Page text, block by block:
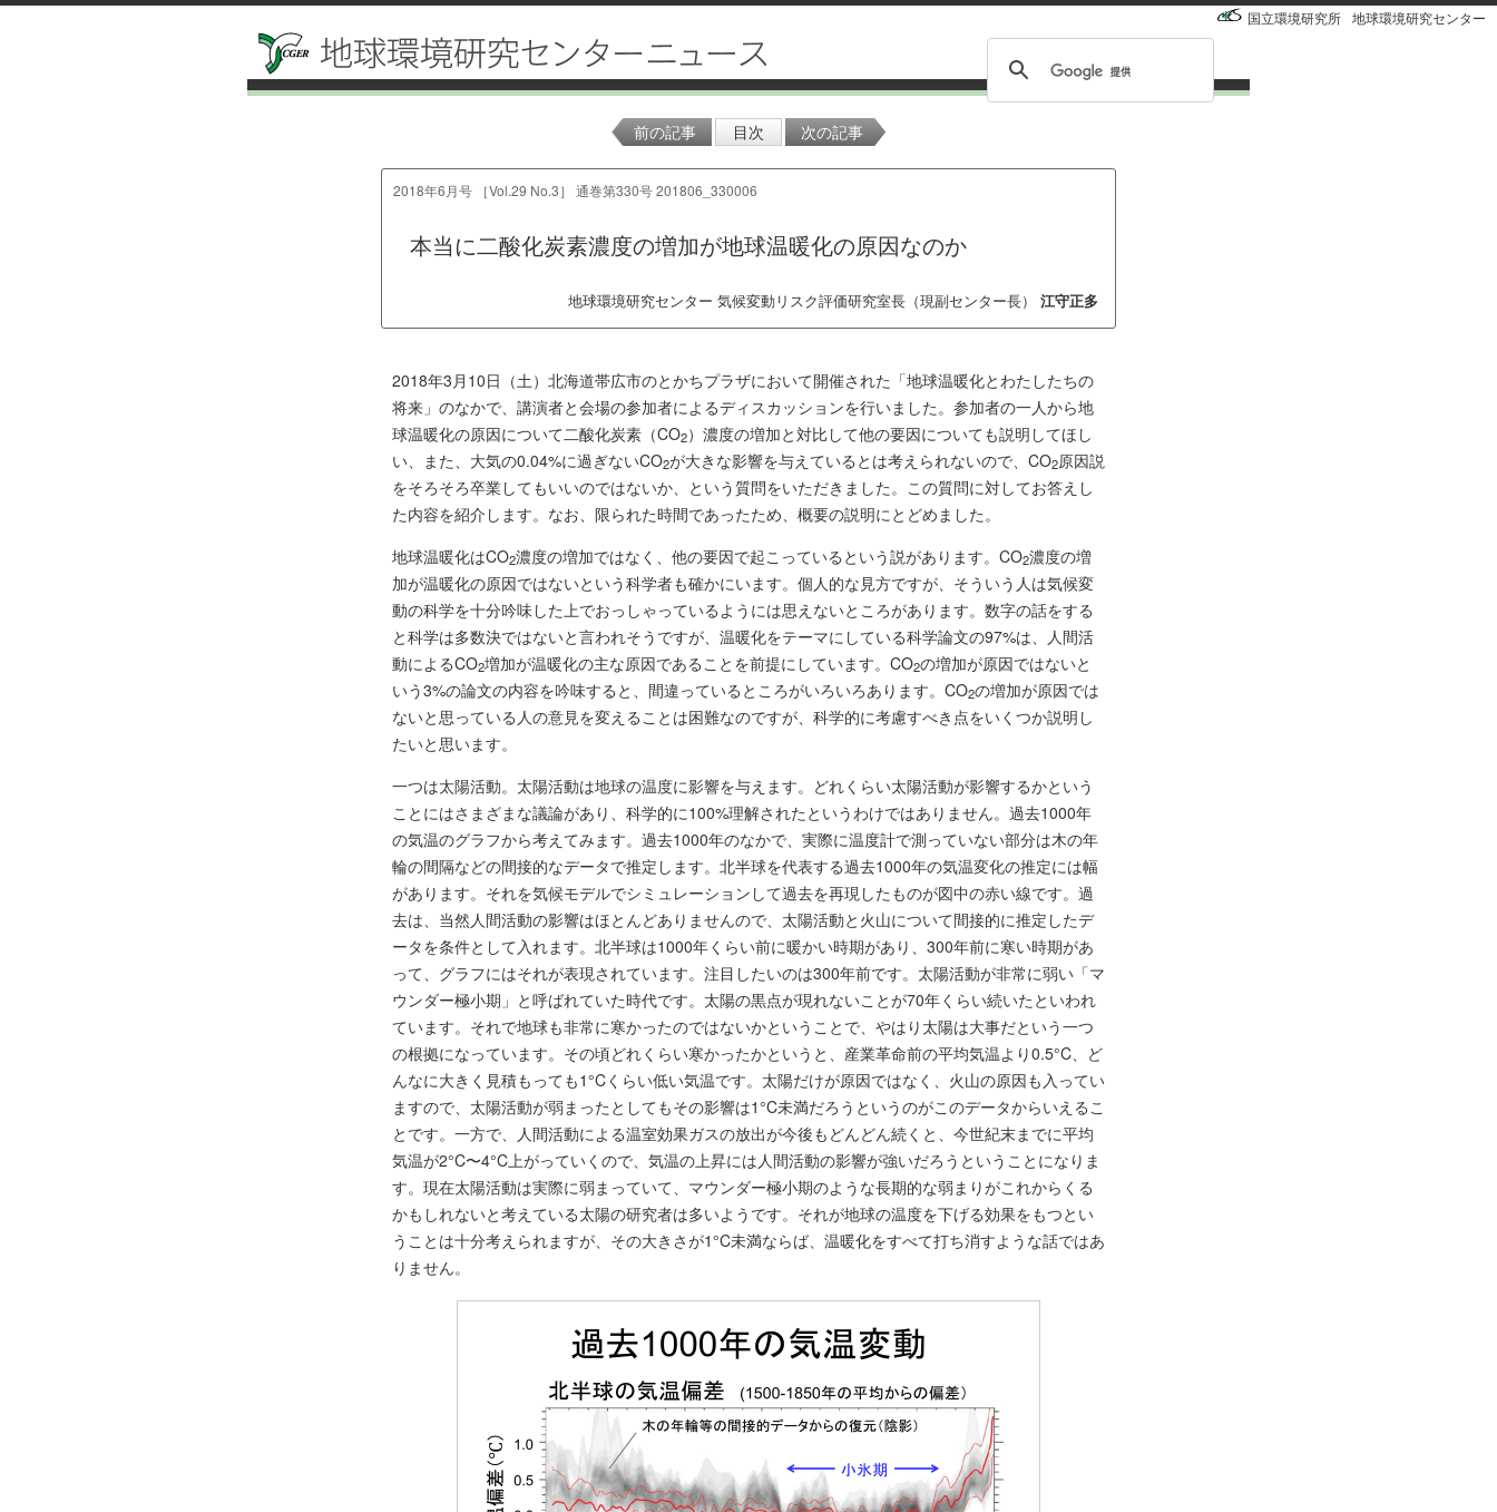
国立環境研究所 地球環境研究センター
前の記事 目次 次の記事
2018年6月号 ［Vol.29 No.3］ 通巻第330号 201806_330006
本当に二酸化炭素濃度の増加が地球温暖化の原因なのか
地球環境研究センター 気候変動リスク評価研究室長（現副センター長） 江守正多
2018年3月10日（土）北海道帯広市のとかちプラザにおいて開催された「地球温暖化とわたしたちの
将来」のなかで、講演者と会場の参加者によるディスカッションを行いました。参加者の一人から地
球温暖化の原因について二酸化炭素（CO2）濃度の増加と対比して他の要因についても説明してほし
い、また、大気の0.04%に過ぎないCO2が大きな影響を与えているとは考えられないので、CO2原因説
をそろそろ卒業してもいいのではないか、という質問をいただきました。この質問に対してお答えし
た内容を紹介します。なお、限られた時間であったため、概要の説明にとどめました。
地球温暖化はCO2濃度の増加ではなく、他の要因で起こっているという説があります。CO2濃度の増
加が温暖化の原因ではないという科学者も確かにいます。個人的な見方ですが、そういう人は気候変
動の科学を十分吟味した上でおっしゃっているようには思えないところがあります。数字の話をする
と科学は多数決ではないと言われそうですが、温暖化をテーマにしている科学論文の97%は、人間活
動によるCO2増加が温暖化の主な原因であることを前提にしています。CO2の増加が原因ではないと
いう3%の論文の内容を吟味すると、間違っているところがいろいろあります。CO2の増加が原因では
ないと思っている人の意見を変えることは困難なのですが、科学的に考慮すべき点をいくつか説明し
たいと思います。
一つは太陽活動。太陽活動は地球の温度に影響を与えます。どれくらい太陽活動が影響するかという
ことにはさまざまな議論があり、科学的に100%理解されたというわけではありません。過去1000年
の気温のグラフから考えてみます。過去1000年のなかで、実際に温度計で測っていない部分は木の年
輪の間隔などの間接的なデータで推定します。北半球を代表する過去1000年の気温変化の推定には幅
があります。それを気候モデルでシミュレーションして過去を再現したものが図中の赤い線です。過
去は、当然人間活動の影響はほとんどありませんので、太陽活動と火山について間接的に推定したデ
ータを条件として入れます。北半球は1000年くらい前に暖かい時期があり、300年前に寒い時期があ
って、グラフにはそれが表現されています。注目したいのは300年前です。太陽活動が非常に弱い「マ
ウンダー極小期」と呼ばれていた時代です。太陽の黒点が現れないことが70年くらい続いたといわれ
ています。それで地球も非常に寒かったのではないかということで、やはり太陽は大事だという一つ
の根拠になっています。その頃どれくらい寒かったかというと、産業革命前の平均気温より0.5°C、ど
んなに大きく見積もっても1°Cくらい低い気温です。太陽だけが原因ではなく、火山の原因も入ってい
ますので、太陽活動が弱まったとしてもその影響は1°C未満だろうというのがこのデータからいえるこ
とです。一方で、人間活動による温室効果ガスの放出が今後もどんどん続くと、今世紀末までに平均
気温が2°C〜4°C上がっていくので、気温の上昇には人間活動の影響が強いだろうということになりま
す。現在太陽活動は実際に弱まっていて、マウンダー極小期のような長期的な弱まりがこれからくる
かもしれないと考えている太陽の研究者は多いようです。それが地球の温度を下げる効果をもつとい
うことは十分考えられますが、その大きさが1°C未満ならば、温暖化をすべて打ち消すような話ではあ
りません。